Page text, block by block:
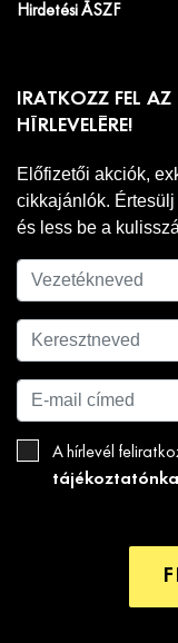
Hirdetési ÁSZF
IRATKOZZ FEL AZ
HÍRLEVELÉRE!
Előfizetői akciók,
cikkajánlók.
és less be a
A hírlevél